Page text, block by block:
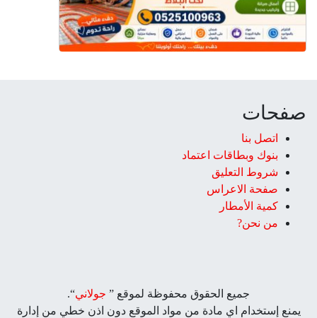
محفوظة لموقع ”جولاني“.
من مواد الموقع دون اذن خطي من إدارة